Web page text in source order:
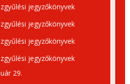
jegyzőkönyvek
jegyzőkönyvek
jegyzőkönyvek
jegyzőkönyvek
29.